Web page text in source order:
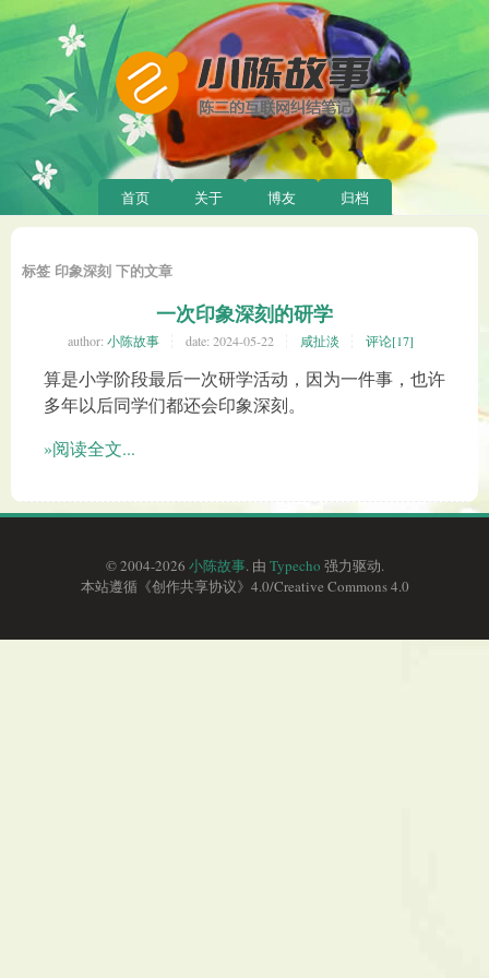
首页 关于 博友 归档
标签 印象深刻 下的文章
一次印象深刻的研学
author: 小陈故事 date: 2024-05-22 咸扯淡 评论[17]
算是小学阶段最后一次研学活动，因为一件事，也许
多年以后同学们都还会印象深刻。
»阅读全文...
© 2004-2026 小陈故事. 由 Typecho 强力驱动.
本站遵循《创作共享协议》4.0/Creative Commons 4.0